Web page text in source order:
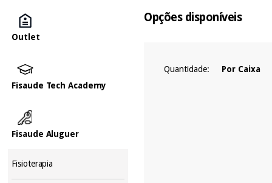
Outlet
Fisaude Tech Academy
Fisaude Aluguer
Fisioterapia
Opções disponíveis
Quantidade: Por Caixa